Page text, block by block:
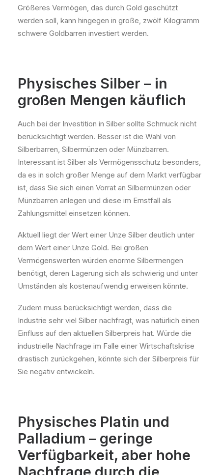
Größeres Vermögen, das durch Gold geschützt
werden soll, kann hingegen in große, zwölf Kilogramm
schwere Goldbarren investiert werden.
Physisches Silber – in
großen Mengen käuflich
Auch bei der Investition in Silber sollte Schmuck nicht
berücksichtigt werden. Besser ist die Wahl von
Silberbarren, Silbermünzen oder Münzbarren.
Interessant ist Silber als Vermögensschutz besonders,
da es in solch großer Menge auf dem Markt verfügbar
ist, dass Sie sich einen Vorrat an Silbermünzen oder
Münzbarren anlegen und diese im Ernstfall als
Zahlungsmittel einsetzen können.
Aktuell liegt der Wert einer Unze Silber deutlich unter
dem Wert einer Unze Gold. Bei großen
Vermögenswerten würden enorme Silbermengen
benötigt, deren Lagerung sich als schwierig und unter
Umständen als kostenaufwendig erweisen könnte.
Zudem muss berücksichtigt werden, dass die
Industrie sehr viel Silber nachfragt, was natürlich einen
Einfluss auf den aktuellen Silberpreis hat. Würde die
industrielle Nachfrage im Falle einer Wirtschaftskrise
drastisch zurückgehen, könnte sich der Silberpreis für
Sie negativ entwickeln.
Physisches Platin und
Palladium – geringe
Verfügbarkeit, aber hohe